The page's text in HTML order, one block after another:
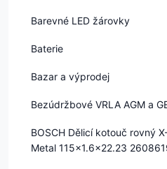
Barevné LED žárovky
Baterie
Bazar a výprodej
Bezúdržbové VRLA AGM a
BOSCH Dělicí kotouč rovný
Metal 115x1.6x22.23